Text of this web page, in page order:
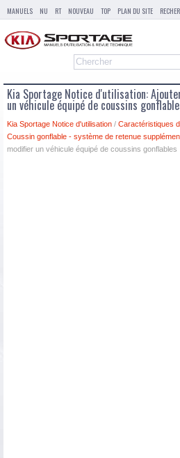
MANUELS NU RT NOUVEAU TOP PLAN DU SITE
Kia Sportage Notice d'utilisation:
un véhicule équipé de coussins
Kia Sportage Notice d'utilisation / Caractéristiques
Coussin gonflable - système de retenue
modifier un véhicule équipé de coussins gonflables